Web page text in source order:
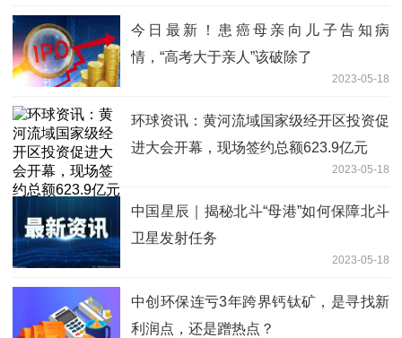
今日最新！患癌母亲向儿子告知病
情，“高考大于亲人”该破除了
2023-05-18
环球资讯：黄河流域国家级经开区投资促
进大会开幕，现场签约总额623.9亿元
2023-05-18
中国星辰｜揭秘北斗“母港”如何保障北斗
卫星发射任务
2023-05-18
中创环保连亏3年跨界钙钛矿，是寻找新
利润点，还是蹭热点？